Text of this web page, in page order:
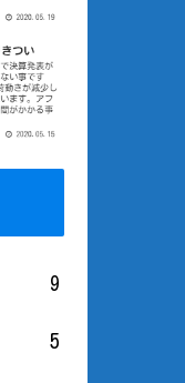
9
5